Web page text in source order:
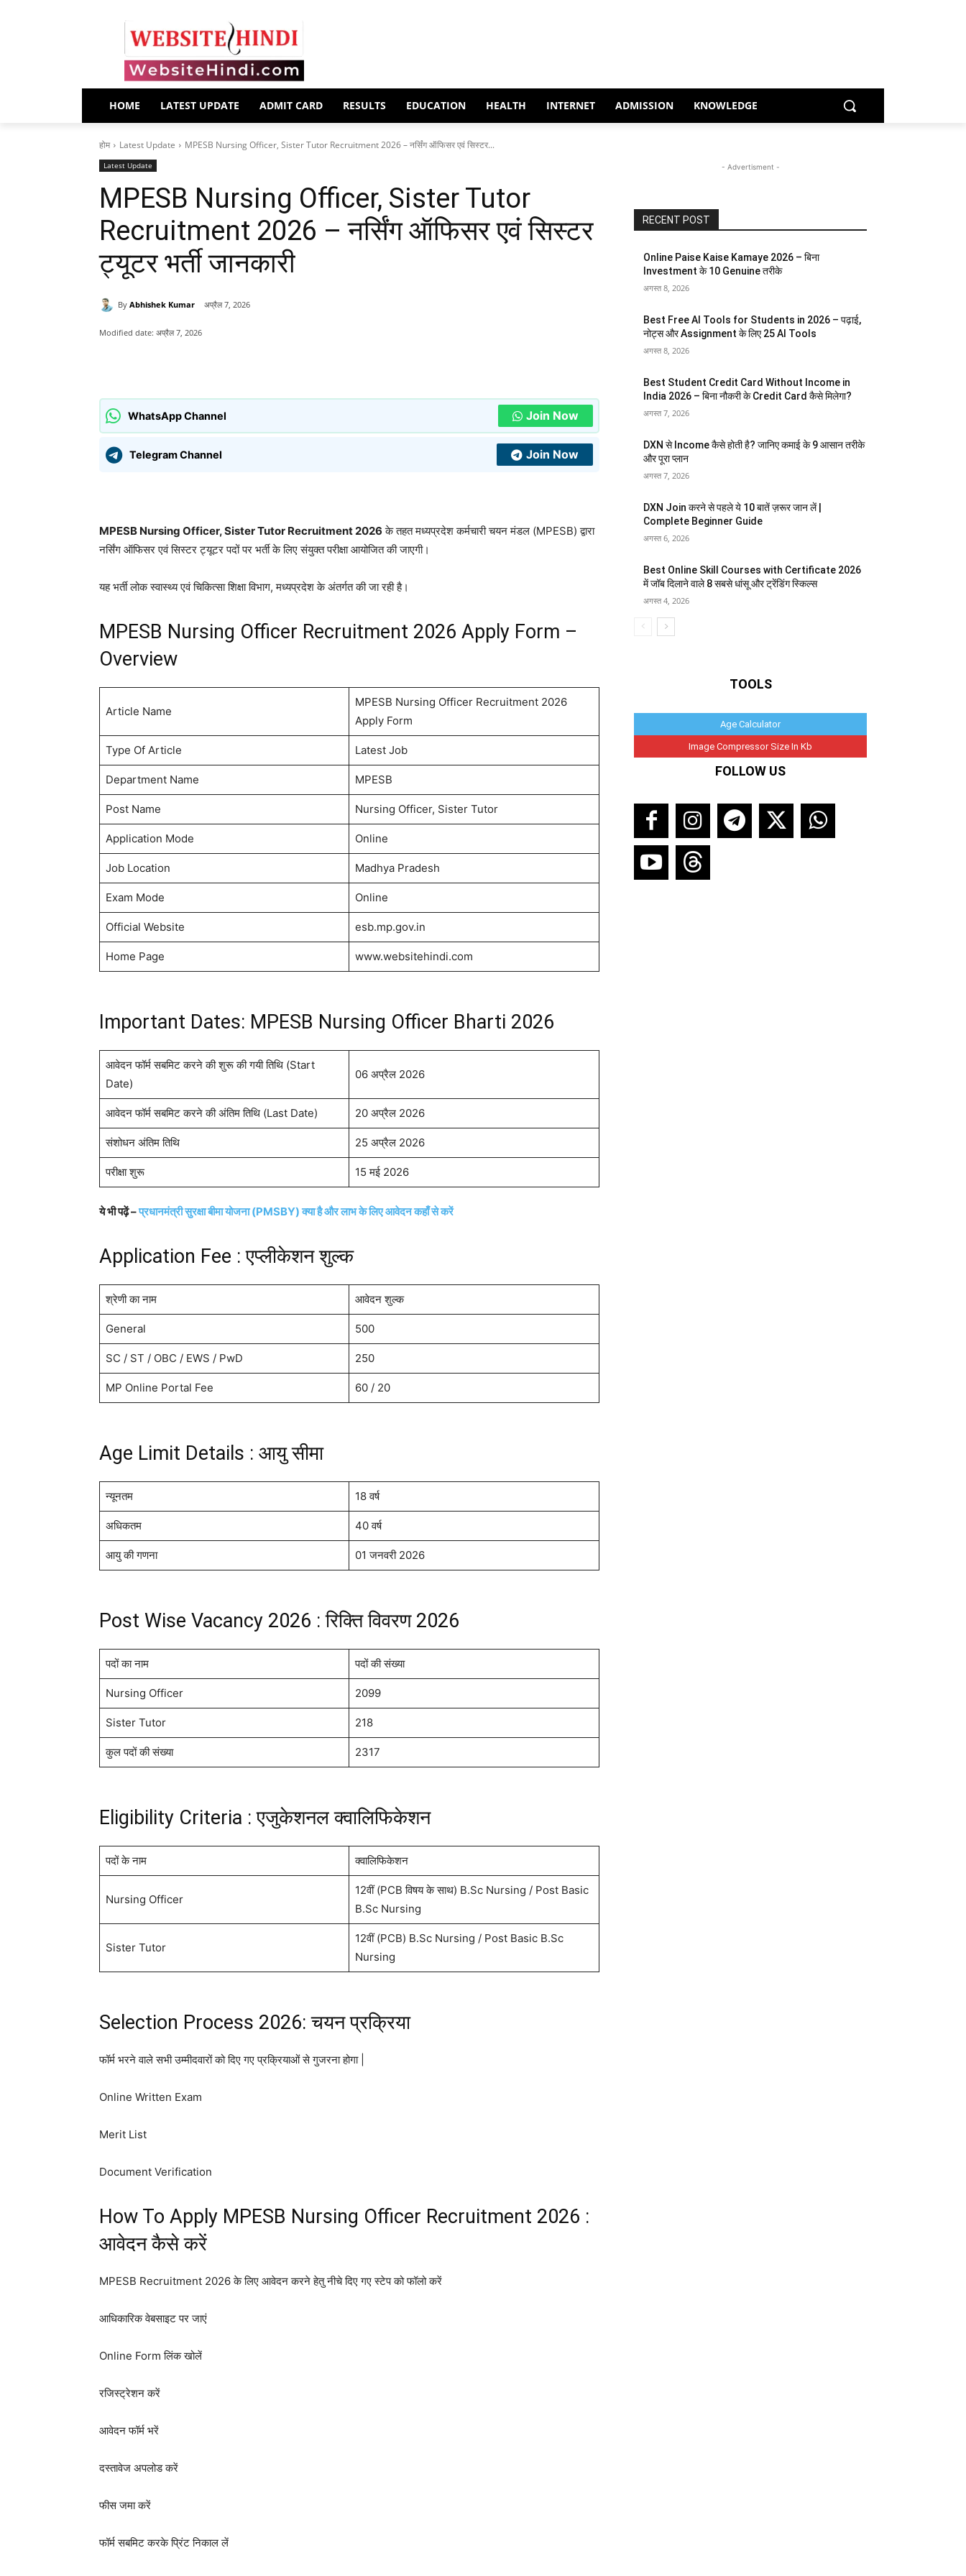
HOME LATEST UPDATE ADMIT CARD RESULTS EDUCATION HEALTH INTERNET ADMISSION KNOWLEDGE
होम Latest Update MPESB Nursing Officer, Sister Tutor Recruitment 2026 – नर्सिंग ऑफिसर एवं सिस्टर...
Latest Update
MPESB Nursing Officer, Sister Tutor
Recruitment 2026 – नर्सिंग ऑफिसर एवं सिस्टर
ट्यूटर भर्ती जानकारी
By Abhishek Kumar अप्रैल 7, 2026
Modified date: अप्रैल 7, 2026
WhatsApp Channel Join Now
Telegram Channel Join Now
MPESB Nursing Officer, Sister Tutor Recruitment 2026 के तहत मध्यप्रदेश कर्मचारी चयन मंडल (MPESB) द्वारा
नर्सिंग ऑफिसर एवं सिस्टर ट्यूटर पदों पर भर्ती के लिए संयुक्त परीक्षा आयोजित की जाएगी।
यह भर्ती लोक स्वास्थ्य एवं चिकित्सा शिक्षा विभाग, मध्यप्रदेश के अंतर्गत की जा रही है।
MPESB Nursing Officer Recruitment 2026 Apply Form –
Overview
Article Name
MPESB Nursing Officer Recruitment 2026
Apply Form
Type Of Article Latest Job
Department Name MPESB
Post Name Nursing Officer, Sister Tutor
Application Mode Online
Job Location Madhya Pradesh
Exam Mode Online
Official Website esb.mp.gov.in
Home Page www.websitehindi.com
Important Dates: MPESB Nursing Officer Bharti 2026
आवेदन फॉर्म सबमिट करने की शुरू की गयी तिथि (Start
Date)
06 अप्रैल 2026
आवेदन फॉर्म सबमिट करने की अंतिम तिथि (Last Date) 20 अप्रैल 2026
संशोधन अंतिम तिथि 25 अप्रैल 2026
परीक्षा शुरू 15 मई 2026
ये भी पढ़ें –प्रधानमंत्री सुरक्षा बीमा योजना (PMSBY) क्या है और लाभ के लिए आवेदन कहाँ से करें
Application Fee : एप्लीकेशन शुल्क
श्रेणी का नाम आवेदन शुल्क
General 500
SC / ST / OBC / EWS / PwD 250
MP Online Portal Fee 60 / 20
Age Limit Details : आयु सीमा
न्यूनतम 18 वर्ष
अधिकतम 40 वर्ष
आयु की गणना 01 जनवरी 2026
Post Wise Vacancy 2026 : रिक्ति विवरण 2026
पदों का नाम पदों की संख्या
Nursing Officer 2099
Sister Tutor 218
कुल पदों की संख्या 2317
Eligibility Criteria : एजुकेशनल क्वालिफिकेशन
पदों के नाम क्वालिफिकेशन
Nursing Officer
12वीं (PCB विषय के साथ) B.Sc Nursing / Post Basic
B.Sc Nursing
Sister Tutor
12वीं (PCB) B.Sc Nursing / Post Basic B.Sc
Nursing
Selection Process 2026: चयन प्रक्रिया
फॉर्म भरने वाले सभी उम्मीदवारों को दिए गए प्रक्रियाओं से गुजरना होगा |
Online Written Exam
Merit List
Document Verification
How To Apply MPESB Nursing Officer Recruitment 2026 :
आवेदन कैसे करें
MPESB Recruitment 2026 के लिए आवेदन करने हेतु नीचे दिए गए स्टेप को फॉलो करें
आधिकारिक वेबसाइट पर जाएं
Online Form लिंक खोलें
रजिस्ट्रेशन करें
आवेदन फॉर्म भरें
दस्तावेज अपलोड करें
फीस जमा करें
फॉर्म सबमिट करके प्रिंट निकाल लें
- Advertisment -
RECENT POST
Online Paise Kaise Kamaye 2026 – बिना
Investment के 10 Genuine तरीके
अगस्त 8, 2026
Best Free AI Tools for Students in 2026 – पढ़ाई,
नोट्स और Assignment के लिए 25 AI Tools
अगस्त 8, 2026
Best Student Credit Card Without Income in
India 2026 – बिना नौकरी के Credit Card कैसे मिलेगा?
अगस्त 7, 2026
DXN से Income कैसे होती है? जानिए कमाई के 9 आसान तरीके
और पूरा प्लान
अगस्त 7, 2026
DXN Join करने से पहले ये 10 बातें ज़रूर जान लें |
Complete Beginner Guide
अगस्त 6, 2026
Best Online Skill Courses with Certificate 2026
में जॉब दिलाने वाले 8 सबसे धांसू और ट्रेंडिंग स्किल्स
अगस्त 4, 2026
TOOLS
Age Calculator
Image Compressor Size In Kb
FOLLOW US